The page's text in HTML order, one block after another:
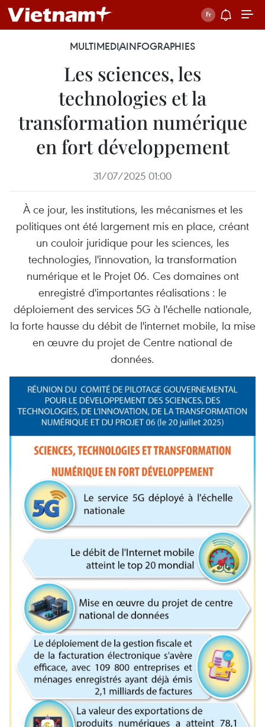
MULTIMEDIAINFOGRAPHIES
Les sciences, les
technologies et la
transformation numérique
en fort développement
31/07/2025 01:00
À ce jour, les institutions, les mécanismes et les
politiques ont été largement mis en place, créant
un couloir juridique pour les sciences, les
technologies, l'innovation, la transformation
numérique et le Projet 06. Ces domaines ont
enregistré d'importantes réalisations : le
déploiement des services 5G à l'échelle nationale,
la forte hausse du débit de l'internet mobile, la mise
en œuvre du projet de Centre national de
données.